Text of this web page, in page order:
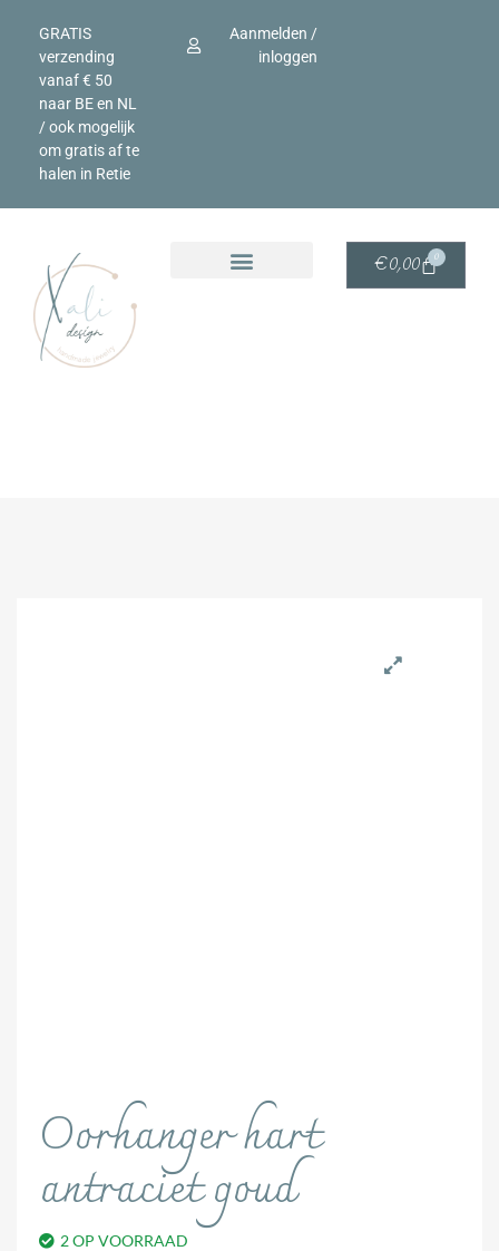
GRATIS
verzending
vanaf € 50
naar BE en NL
/ ook mogelijk
om gratis af te
halen in Retie
Aanmelden /
inloggen
€0,00 0
Oorhanger hart
antraciet goud
2 OP VOORRAAD